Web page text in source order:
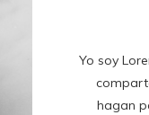
Yo soy
hagan